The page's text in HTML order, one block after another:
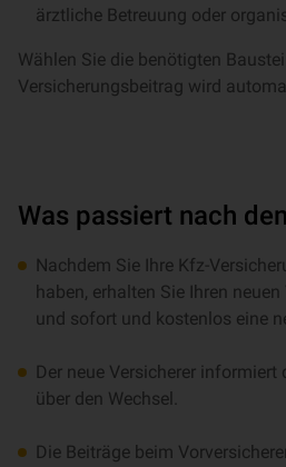
ärztliche Betreuung oder
Wählen Sie die benötigten
Versicherungsbeitrag wird
Was passiert nach
Nachdem Sie Ihre Kfz-
haben, erhalten Sie Ihren
und sofort und kostenlos eine
Der neue Versicherer
über den Wechsel.
Die Beiträge beim